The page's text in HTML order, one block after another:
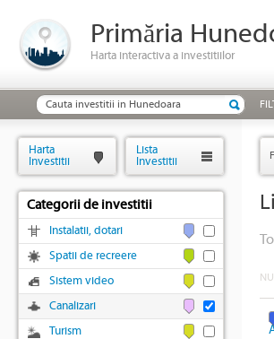
Primăria
Harta interactiva a investitiilor
Harta
Investitii
Lista
Investitii
Categorii de investitii
Instalatii, dotari
Spatii de recreere
Sistem video
Canalizari
Turism